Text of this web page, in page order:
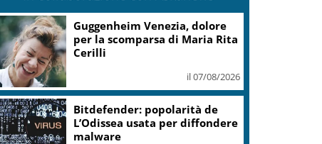
Covid, ‘Conte-day’ in
commissione: “non sono un
eroe ma un uomo corretto,
il 06/08/2026
Guccini, Meloni: l’ho amato e
mi ha formato, continuerò a